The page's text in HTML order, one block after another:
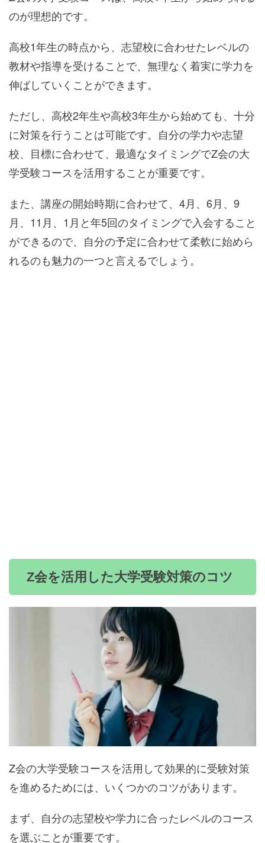
のが理想的です。
高校1年生の時点から、志望校に合わせたレベルの
教材や指導を受けることで、無理なく着実に学力を
伸ばしていくことができます。
ただし、高校2年生や高校3年生から始めても、十分
に対策を行うことは可能です。自分の学力や志望
校、目標に合わせて、最適なタイミングでZ会の大
学受験コースを活用することが重要です。
また、講座の開始時期に合わせて、4月、6月、9
月、11月、1月と年5回のタイミングで入会すること
ができるので、自分の予定に合わせて柔軟に始めら
れるのも魅力の一つと言えるでしょう。
Z会を活用した大学受験対策のコツ
Z会の大学受験コースを活用して効果的に受験対策
を進めるためには、いくつかのコツがあります。
まず、自分の志望校や学力に合ったレベルのコース
を選ぶことが重要です。